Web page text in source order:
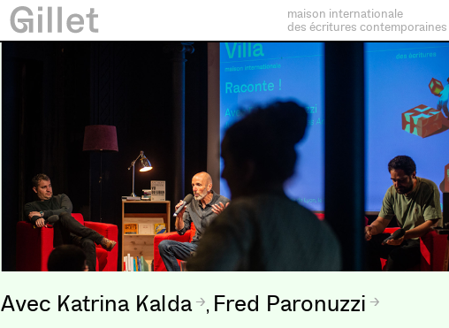
maison internationale
des écritures contemporaines
Katrina Kalda , Fred Paronuzzi